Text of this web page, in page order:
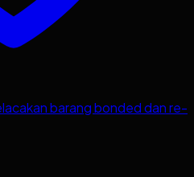
barang bonded dan re-